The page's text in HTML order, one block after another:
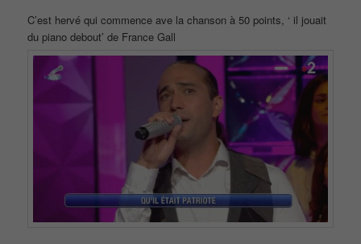
C’est hervé qui commence ave la chanson à 50 points, ‘ il jouait
du piano debout’ de France Gall